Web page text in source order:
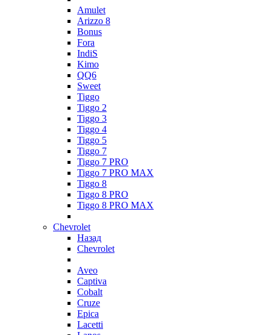
Amulet
Arizzo 8
Bonus
Fora
IndiS
Kimo
QQ6
Sweet
Tiggo
Tiggo 2
Tiggo 3
Tiggo 4
Tiggo 5
Tiggo 7
Tiggo 7 PRO
Tiggo 7 PRO MAX
Tiggo 8
Tiggo 8 PRO
Tiggo 8 PRO MAX
Chevrolet
Назад
Chevrolet
Aveo
Captiva
Cobalt
Cruze
Epica
Lacetti